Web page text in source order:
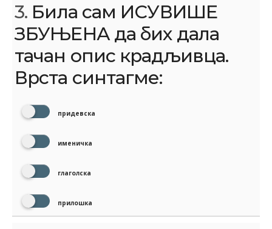
3. Била сам ИСУВИШЕ
ЗБУЊЕНА да бих дала
тачан опис крадљивца.
Врста синтагме:
придевска
именичка
глаголска
прилошка